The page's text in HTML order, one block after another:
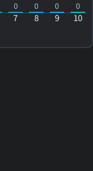
0 0 0 0
7 8 9 10